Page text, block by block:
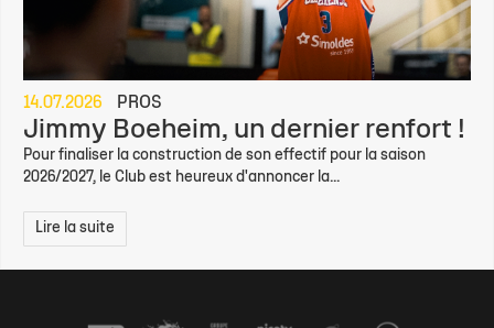
14.07.2026 PROS
Jimmy Boeheim, un dernier renfort !
Pour finaliser la construction de son effectif pour la saison
2026/2027, le Club est heureux d'annoncer la...
Lire la suite